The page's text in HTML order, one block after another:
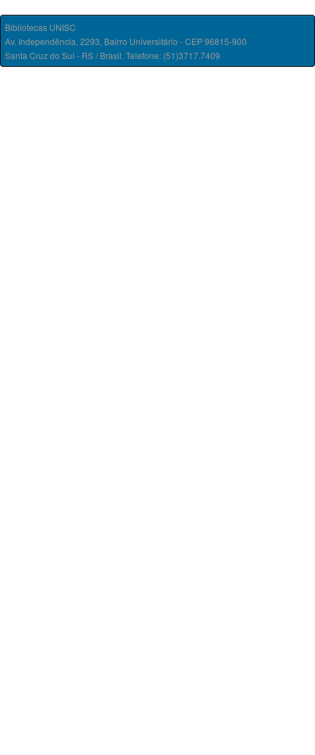
Bibliotecas UNISC
Av. Independência, 2293, Bairro Universitário - CEP 96815-900
Santa Cruz do Sul - RS / Brasil. Telefone: (51)3717.7409